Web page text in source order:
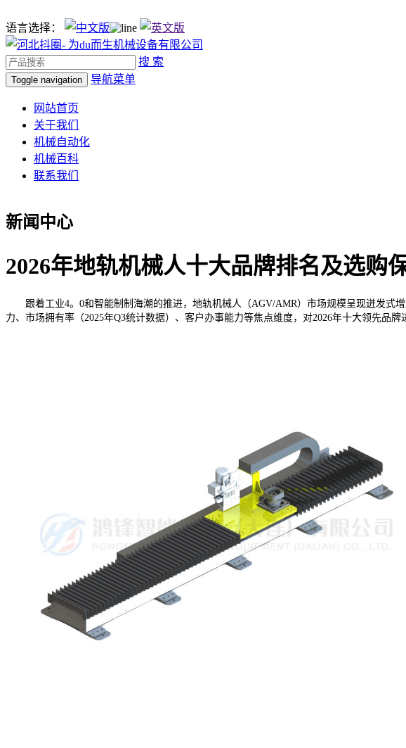
语言选择：
搜 索
Toggle navigation 导航菜单
网站首页
关于我们
机械自动化
机械百科
联系我们
新闻中心
2026年地轨机械人十大品牌排名及选购
跟着工业4。0和智能制制海潮的推进，地轨机械人（AGV/AMR）市场规模呈现迸发式
力、市场拥有率（2025年Q3统计数据）、客户办事能力等焦点维度，对2026年十大领先品牌